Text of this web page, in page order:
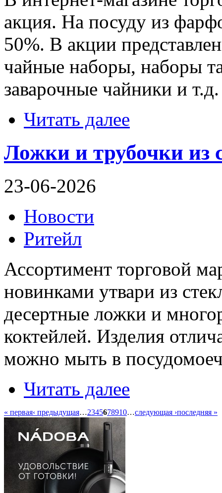
акция. На посуду из
50%. В акции
чайные наборы, наборы
заварочные чайники и т.д.
Читать далее
Ложки и трубочки из
23-06-2026
Новости
Ритейл
Ассортимент торговой
новинками утвари из
десертные ложки и
коктейлей. Изделия
можно мыть в
Читать далее
« первая‹ предыдущая…2345678910…следующая ›последняя »